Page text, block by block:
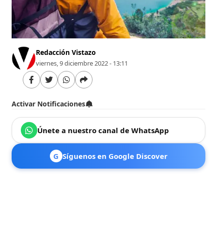
Redacción Vistazo
viernes, 9 diciembre 2022 - 13:11
Activar Notificaciones
Únete a nuestro canal de WhatsApp
G Síguenos en Google Discover